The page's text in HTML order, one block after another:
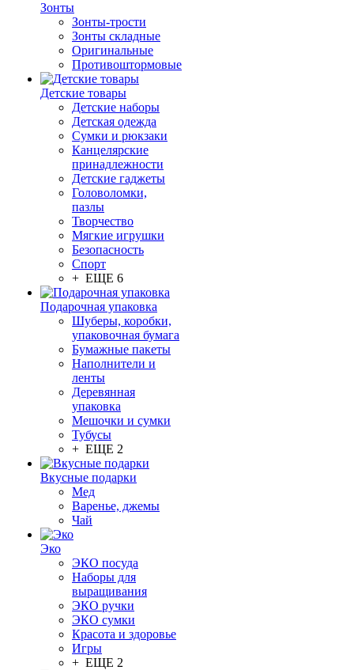
Зонты
Зонты-трости
Зонты складные
Оригинальные
Противоштормовые
Детские товары
Детские наборы
Детская одежда
Сумки и рюкзаки
Канцелярские
принадлежности
Детские гаджеты
Головоломки,
пазлы
Творчество
Мягкие игрушки
Безопасность
Спорт
+ ЕЩЕ 6
Подарочная упаковка
Шуберы, коробки,
упаковочная бумага
Бумажные пакеты
Наполнители и
ленты
Деревянная
упаковка
Мешочки и сумки
Тубусы
+ ЕЩЕ 2
Вкусные подарки
Мед
Варенье, джемы
Чай
Эко
ЭКО посуда
Наборы для
выращивания
ЭКО ручки
ЭКО сумки
Красота и здоровье
Игры
+ ЕЩЕ 2